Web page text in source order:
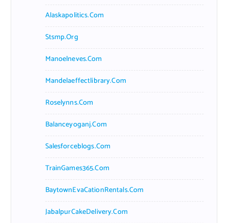
Alaskapolitics.com
Stsmp.org
Manoelneves.com
Mandelaeffectlibrary.com
Roselynns.com
Balanceyoganj.com
Salesforceblogs.com
TrainGames365.com
BaytownEvaCationRentals.com
JabalpurCakeDelivery.com